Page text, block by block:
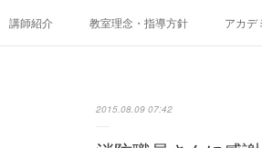
講師紹介 教室理念・指導方針 アカデ
2015.08.09 07:42